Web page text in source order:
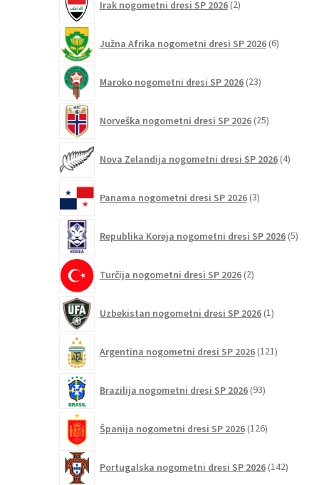
Irak nogometni dresi SP 2026 2izdelka
Južna Afrika nogometni dresi SP 2026 6izdelkov
Maroko nogometni dresi SP 2026 23izdelkov
Norveška nogometni dresi SP 2026 25izdelkov
Nova Zelandija nogometni dresi SP 2026 4izdelki
Panama nogometni dresi SP 2026 3izdelki
Republika Koreja nogometni dresi SP 2026 5
Turčija nogometni dresi SP 2026 2izdelka
Uzbekistan nogometni dresi SP 2026 1izdelek
Argentina nogometni dresi SP 2026 121izdelkov
Brazilija nogometni dresi SP 2026 93izdelkov
Španija nogometni dresi SP 2026 126izdelkov
Portugalska nogometni dresi SP 2026 142